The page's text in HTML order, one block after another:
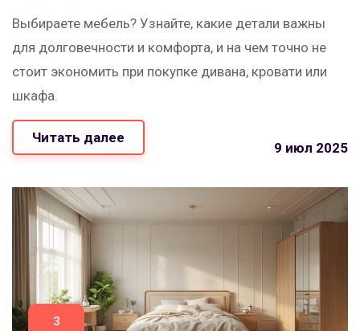
Выбираете мебель? Узнайте, какие детали важны
для долговечности и комфорта, и на чем точно не
стоит экономить при покупке дивана, кровати или
шкафа.
Читать далее
9 июл 2025
3